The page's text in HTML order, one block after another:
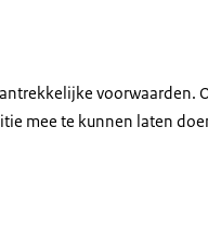
voorwaarden.
mee te kunnen laten